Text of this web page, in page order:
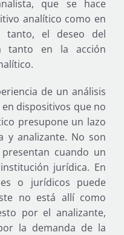
que se hace
analítico como en
tanto, el deseo del
tanto en la acción
de un análisis
dispositivos que no
presupone un lazo
y analizante. No son
cuando un
jurídica. En
o jurídicos puede
no está allí como
por el analizante,
la demanda de la